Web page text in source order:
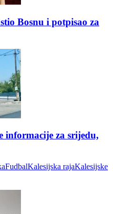
Bosnu i potpisao za
informacije za srijedu,
FudbalKalesijska rajaKalesijske